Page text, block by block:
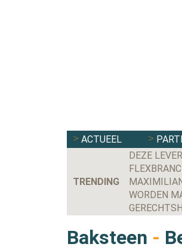
ACTUEEL
TRENDING
DEZE
WORDEN
Baksteen -